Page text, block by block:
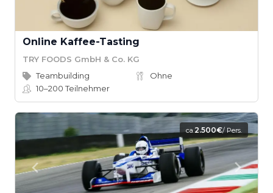
Online Kaffee-Tasting
TRY FOODS GmbH & Co. KG
Teambuilding
Ohne
10–200Teilnehmer
ca.2.500€/ Pers.